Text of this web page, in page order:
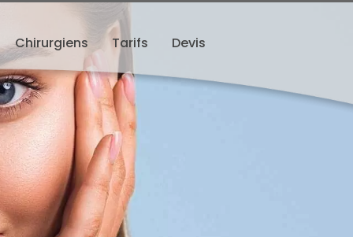
Chirurgiens Tarifs Devis